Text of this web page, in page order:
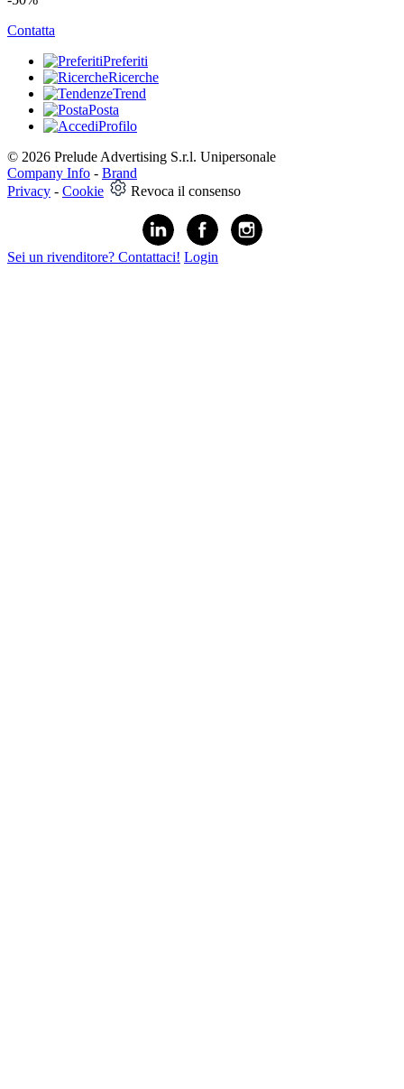
Contatta
Preferiti
Ricerche
Trend
Posta
Profilo
© 2026 Prelude Advertising S.r.l. Unipersonale
Company Info - Brand
Privacy - Cookie Revoca il consenso
Sei un rivenditore? Contattaci! Login